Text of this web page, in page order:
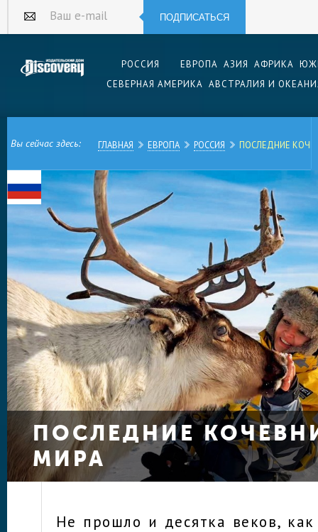
Ваш e-mail ПОДПИСАТЬСЯ
РОССИЯ ЕВРОПА АЗИЯ АФРИКА
СЕВЕРНАЯ АМЕРИКА АВСТРАЛИЯ И
Вы сейчас здесь: ГЛАВНАЯ ЕВРОПА РОССИЯ ПОСЛЕДНИЕ
ПОСЛЕДНИЕ
МИРА
Не прошло и десятка веков,